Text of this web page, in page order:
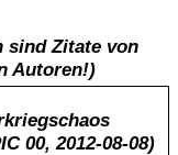
sind Zitate von
Autoren!)
00, 2012-08-08)